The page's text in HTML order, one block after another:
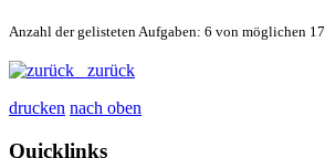
Anzahl der gelisteten Aufgaben: 6 von möglichen
zurück
drucken nach oben
Quicklinks